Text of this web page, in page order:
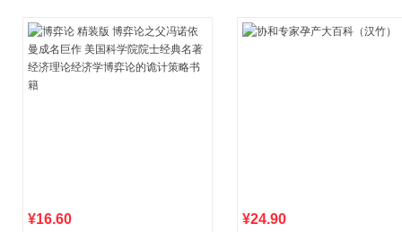
¥16.60 ¥24.90